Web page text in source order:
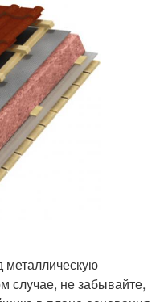
металлическую
случае, не забывайте,